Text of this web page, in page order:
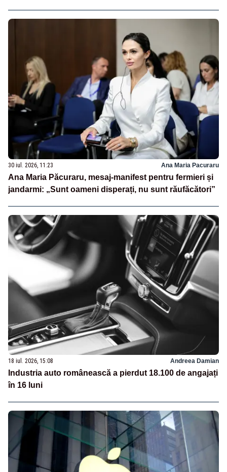
30 iul. 2026, 11:23 Ana Maria Pacuraru
Ana Maria Păcuraru, mesaj-manifest pentru fermieri și
jandarmi: „Sunt oameni disperați, nu sunt răufăcători”
18 iul. 2026, 15:08 Andreea Damian
Industria auto românească a pierdut 18.100 de angajați
în 16 luni